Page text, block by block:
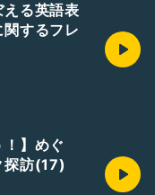
える英語表
するフレ
！】めぐ
探訪(17)